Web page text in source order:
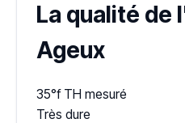
La qualité de
Ageux
35°f TH mesuré
Très dure